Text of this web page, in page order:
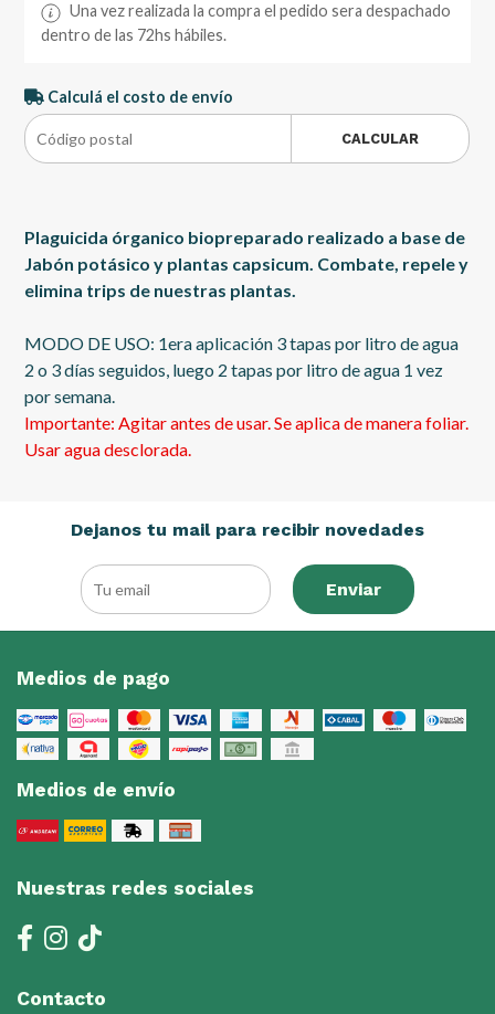
Una vez realizada la compra el pedido sera despachado
dentro de las 72hs hábiles.
Calculá el costo de envío
CALCULAR
Plaguicida órganico biopreparado realizado a base de
Jabón potásico y plantas capsicum. Combate, repele y
elimina trips de nuestras plantas.
MODO DE USO: 1era aplicación 3 tapas por litro de agua
2 o 3 días seguidos, luego 2 tapas por litro de agua 1 vez
por semana.
Importante: Agitar antes de usar. Se aplica de manera foliar.
Usar agua desclorada.
Dejanos tu mail para recibir novedades
Enviar
Medios de pago
Medios de envío
Nuestras redes sociales
Contacto